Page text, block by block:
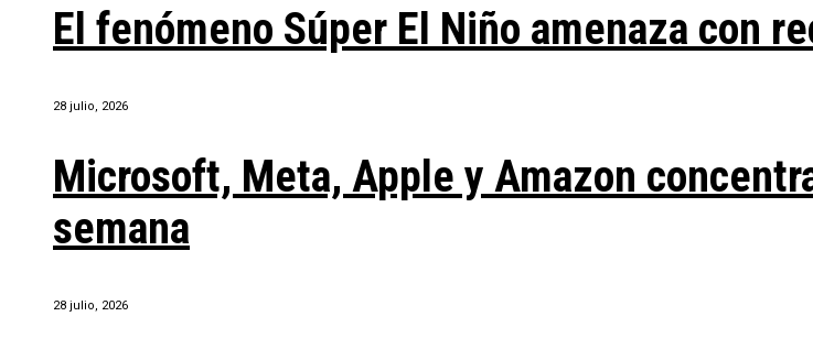
El fenómeno Súper El Niño amenaza con
28 julio, 2026
Microsoft, Meta, Apple y Amazon
semana
28 julio, 2026